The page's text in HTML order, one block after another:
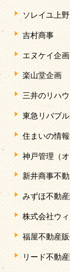
ソレイユ上
吉村商事
エヌケイ企画
楽山堂企画
三井のリハ
東急リバブ
住まいの情
神戸管理（オ
新井商事不
みずほ不動
株式会社ウ
福屋不動産
リード不動